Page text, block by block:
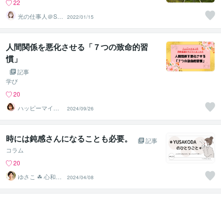
22
光の仕事人＠SA
CHIKO
2022/01/15
人間関係を悪化させる「７つの致命的習
慣」
記事
学び
20
ハッピーマイン
ド潜在意識セラ
ピストあこみ
2024/09/26
時には鈍感さんになることも必要。
記事
コラム
20
ゆさこ ☘ 心和ら
ぐ拠り所
2024/04/08